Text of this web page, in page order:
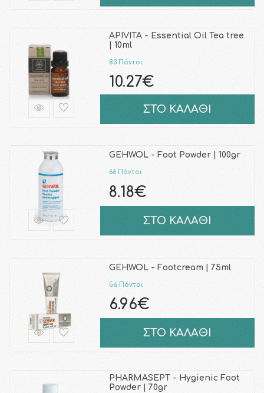
APIVITA - Essential Oil Tea tree
| 10ml
83 Πόντοι
10.27€
ΣΤΟ ΚΑΛΑΘΙ
GEHWOL - Foot Powder | 100gr
66 Πόντοι
8.18€
ΣΤΟ ΚΑΛΑΘΙ
GEHWOL - Footcream | 75ml
56 Πόντοι
6.96€
ΣΤΟ ΚΑΛΑΘΙ
PHARMASEPT - Hygienic Foot
Powder | 70gr